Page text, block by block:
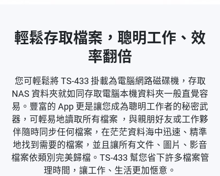
輕鬆存取檔案，聰明工作、效
率翻倍
您可輕鬆將 TS-433 掛載為電腦網路磁碟機，存取
NAS 資料夾就如同存取電腦本機資料夾一般直覺容
易。豐富的 App 更是讓您成為聰明工作者的秘密武
器，可輕易地讀取所有檔案 ，與親朋好友或工作夥
伴隨時同步任何檔案，在茫茫資料海中迅速、精準
地找到需要的檔案，並且讓所有文件、圖片、影音
檔案依類別完美歸檔。TS-433 幫您省下許多檔案管
理時間，讓工作、生活更加愜意。